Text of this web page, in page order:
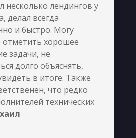
несколько лендингов у
делал всегда
и быстро. Могу
отметить хорошее
задачи, не
долго объяснять,
в итоге. Также
что редко
технических